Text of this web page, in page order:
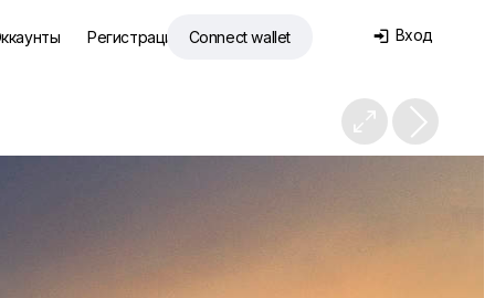
Регистрация Connect wallet  Вход
